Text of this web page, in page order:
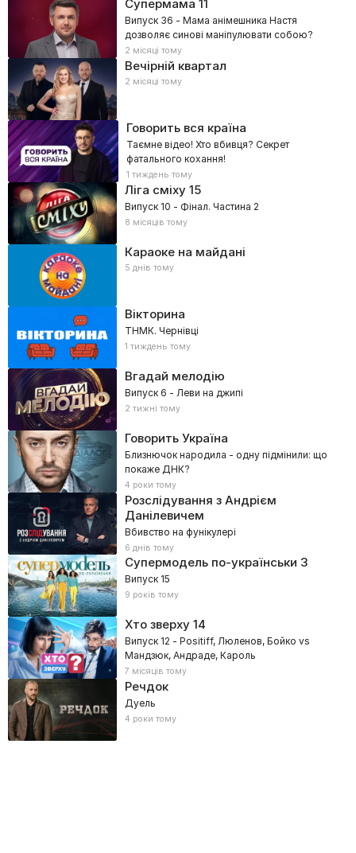
Супермама 11
Випуск 36 - Мама анімешника Настя
дозволяє синові маніпулювати собою?
2 місяці тому
Вечірній квартал
2 місяці тому
Говорить вся країна
Таємне відео! Хто вбивця? Секрет
фатального кохання!
1 тиждень тому
Ліга сміху15
Випуск 10 - Фінал. Частина 2
8 місяців тому
Караоке на майдані
5 днів тому
Вікторина
ТНМК. Чернівці
1 тиждень тому
Вгадай мелодію
Випуск 6 - Леви на джипі
2 тижні тому
Говорить Україна
Близнючок народила - одну підмінили: що
покаже ДНК?
4 роки тому
Розслідування з Андрієм
Данілевичем
Вбивство на фунікулері
6 днів тому
Супермодель по-українськи 3
Випуск 15
9 років тому
Хто зверху14
Випуск 12 - Positiff, Люленов, Бойко vs
Мандзюк, Андраде, Кароль
7 місяців тому
Речдок
Дуель
4 роки тому